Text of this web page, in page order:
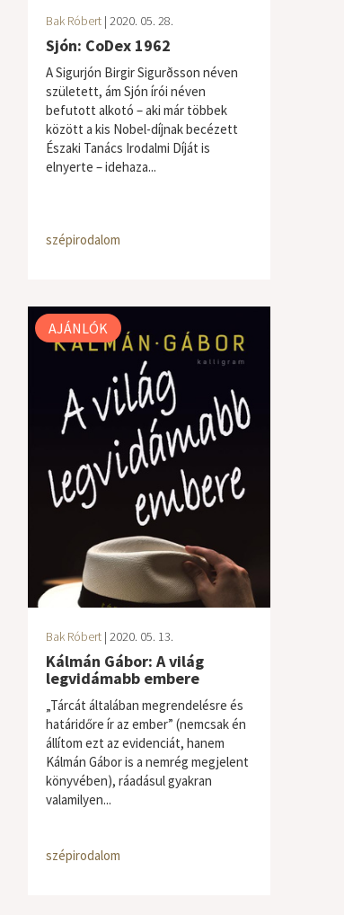
Bak Róbert| 2020. 05. 28.
Sjón: CoDex 1962
A Sigurjón Birgir Sigurðsson néven
született, ám Sjón írói néven
befutott alkotó – aki már többek
között a kis Nobel-díjnak becézett
Északi Tanács Irodalmi Díját is
elnyerte – idehaza...
szépirodalom
AJÁNLÓK
Bak Róbert| 2020. 05. 13.
Kálmán Gábor: A világ
legvidámabb embere
„Tárcát általában megrendelésre és
határidőre ír az ember” (nemcsak én
állítom ezt az evidenciát, hanem
Kálmán Gábor is a nemrég megjelent
könyvében), ráadásul gyakran
valamilyen...
szépirodalom